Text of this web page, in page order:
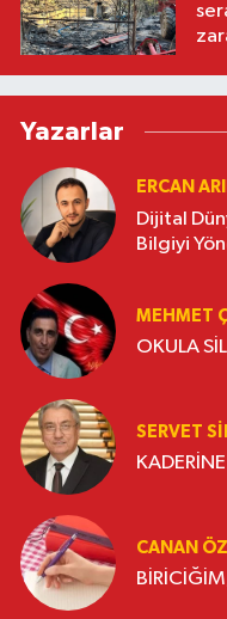
Yazarlar
ERCAN
Dijital
Bilgiyi
MEHMET
OKULA
SERVET
CANAN